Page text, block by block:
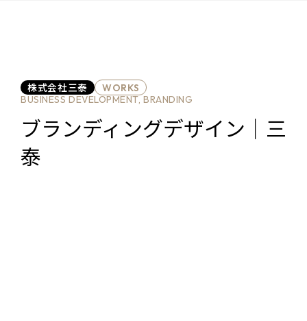
株式会社三泰
WORKS
BUSINESS DEVELOPMENT, BRANDING
ブランディングデザイン｜三
泰